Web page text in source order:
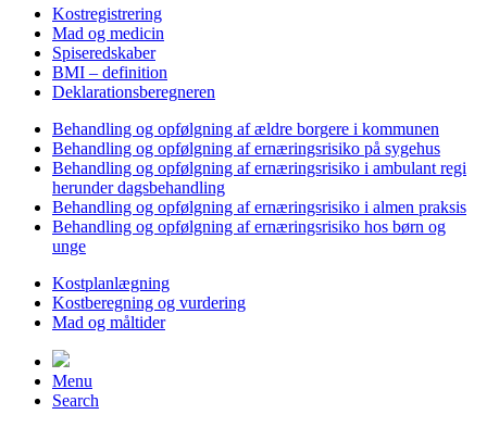
Kostregistrering
Mad og medicin
Spiseredskaber
BMI – definition
Deklarationsberegneren
Behandling og opfølgning af ældre borgere i kommunen
Behandling og opfølgning af ernæringsrisiko på sygehus
Behandling og opfølgning af ernæringsrisiko i ambulant regi
herunder dagsbehandling
Behandling og opfølgning af ernæringsrisiko i almen praksis
Behandling og opfølgning af ernæringsrisiko hos børn og
unge
Kostplanlægning
Kostberegning og vurdering
Mad og måltider
Menu
Search